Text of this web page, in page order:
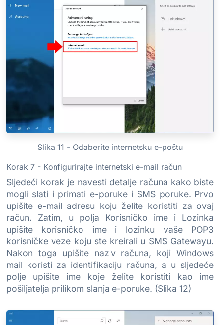
Slika 11 - Odaberite internetsku e-poštu
Korak 7 - Konfigurirajte internetski e-mail račun
Sljedeći korak je navesti detalje računa kako biste
mogli slati i primati e-poruke i SMS poruke. Prvo
upišite e-mail adresu koju želite koristiti za ovaj
račun. Zatim, u polja Korisničko ime i Lozinka
upišite korisničko ime i lozinku vaše POP3
korisničke veze koju ste kreirali u SMS Gatewayu.
Nakon toga upišite naziv računa, koji Windows
mail koristi za identifikaciju računa, a u sljedeće
polje upišite ime koje želite koristiti kao ime
pošiljatelja prilikom slanja e-poruke. (Slika 12)